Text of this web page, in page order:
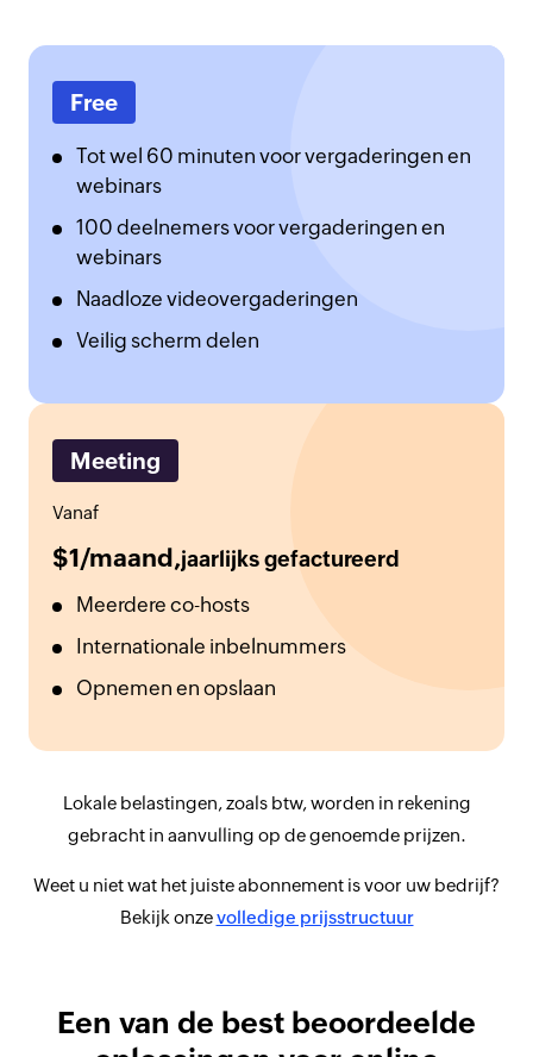
Free
Tot wel 60 minuten voor vergaderingen en
webinars
100 deelnemers voor vergaderingen en
webinars
Naadloze videovergaderingen
Veilig scherm delen
Meeting
Vanaf
$1/maand,jaarlijks gefactureerd
Meerdere co-hosts
Internationale inbelnummers
Opnemen en opslaan
Lokale belastingen, zoals btw, worden in rekening
gebracht in aanvulling op de genoemde prijzen.
Weet u niet wat het juiste abonnement is voor uw bedrijf?
Bekijk onzevolledige prijsstructuur
Een van de best beoordeelde